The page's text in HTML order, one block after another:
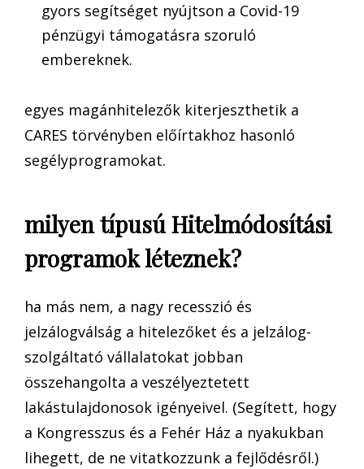
gyors segítséget nyújtson a Covid-19
pénzügyi támogatásra szoruló
embereknek.
egyes magánhitelezők kiterjeszthetik a
CARES törvényben előírtakhoz hasonló
segélyprogramokat.
milyen típusú Hitelmódosítási
programok léteznek?
ha más nem, a nagy recesszió és
jelzálogválság a hitelezőket és a jelzálog-
szolgáltató vállalatokat jobban
összehangolta a veszélyeztetett
lakástulajdonosok igényeivel. (Segített, hogy
a Kongresszus és a Fehér Ház a nyakukban
lihegett, de ne vitatkozzunk a fejlődésről.)